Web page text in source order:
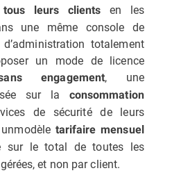
leurs clients en les
une même console de
totalement
un mode de licence
engagement, une
sur la consommation
de sécurité de leurs
tarifaire mensuel
le total de toutes les
et non par client.